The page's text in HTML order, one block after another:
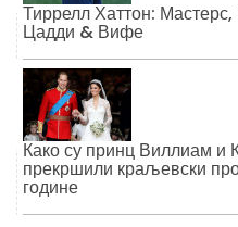
Тиррелл Хаттон: Мастерс,
Цадди & Вифе
Како су принц Виллиам и
прекршили краљевски
године